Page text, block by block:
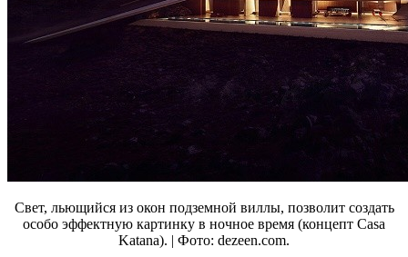
Свет, льющийся из окон подземной виллы, позволит создать
особо эффектную картинку в ночное время (концепт Casa
Katana). | Фото: dezeen.com.